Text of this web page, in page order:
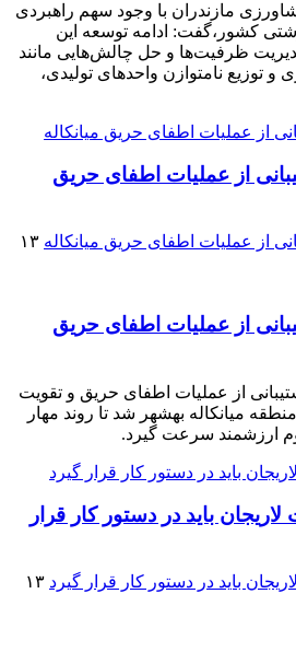
مازندران با وجود سهم راهبردی
کشور،گفت: ادامه توسعه این
ظرفیت‌ها و حل چالش‌هایی مانند
توزیع نامتوازن واحدهای تولیدی،
از عملیات اطفای حریق
۱۳
از عملیات اطفای حریق
از عملیات اطفای حریق و تقویت
میانکاله بهشهر شد تا روند مهار
ارزشمند سرعت گیرد.
باید در دستور کار قرار
۱۳